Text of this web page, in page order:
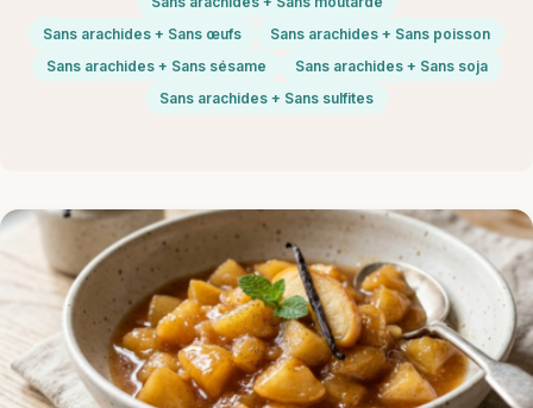
Sans arachides + Sans œufs
Sans arachides + Sans poisson
Sans arachides + Sans sésame
Sans arachides + Sans soja
Sans arachides + Sans sulfites